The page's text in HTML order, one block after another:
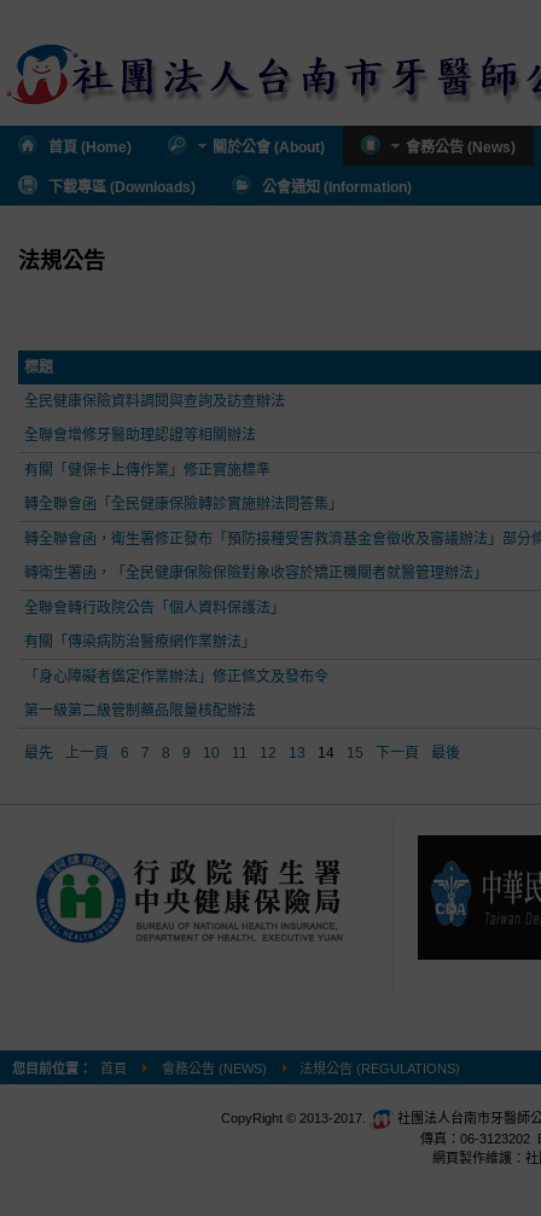
首頁 (Home) 關於公會 (About) 會務公告 (News)
下載專區 (Downloads) 公會通知 (Information)
法規公告
標題
全民健康保險資料調閱與查詢及訪查辦法
全聯會增修牙醫助理認證等相關辦法
有關「健保卡上傳作業」修正實施標準
轉全聯會函「全民健康保險轉診實施辦法問答集」
轉全聯會函，衛生署修正發布「預防接種受害救濟基金會徵收及審議辦法」部分
轉衛生署函，「全民健康保險保險對象收容於矯正機關者就醫管理辦法」
全聯會轉行政院公告「個人資料保護法」
有關「傳染病防治醫療網作業辦法」
「身心障礙者鑑定作業辦法」修正條文及發布令
第一級第二級管制藥品限量核配辦法
最先 上一頁 6 7 8 9 10 11 12 13 14 15 下一頁 最後
您目前位置： 首頁 會務公告 (NEWS) 法規公告 (REGULATIONS)
CopyRight © 2013-2017.
社團法人台南市牙醫師
傳真：06-3123202
網頁製作維護：